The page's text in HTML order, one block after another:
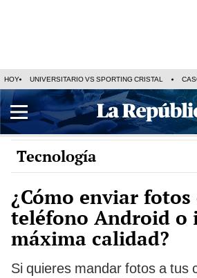
HOY UNIVERSITARIO VS SPORTING CRISTAL
Tecnología
¿Cómo enviar
teléfono Android o
máxima calidad?
Si quieres mandar fotos a tus